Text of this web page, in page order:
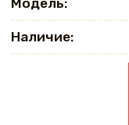
Модель:
Наличие: